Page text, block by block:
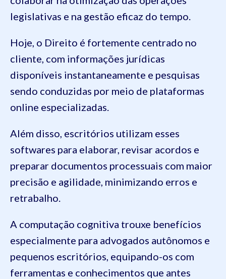
legislativas e na gestão eficaz do tempo.
Hoje, o Direito é fortemente centrado no
cliente, com informações jurídicas
disponíveis instantaneamente e pesquisas
sendo conduzidas por meio de plataformas
online especializadas.
Além disso, escritórios utilizam esses
softwares para elaborar, revisar acordos e
preparar documentos processuais com maior
precisão e agilidade, minimizando erros e
retrabalho.
A computação cognitiva trouxe benefícios
especialmente para advogados autônomos e
pequenos escritórios, equipando-os com
ferramentas e conhecimentos que antes